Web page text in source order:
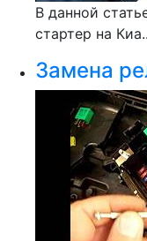
В данной
стартер на
Замена